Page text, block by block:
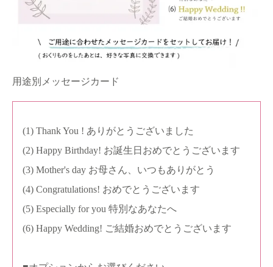
用途別メッセージカード
(1) Thank You ! ありがとうございました
(2) Happy Birthday! お誕生日おめでとうございます
(3) Mother's day お母さん、いつもありがとう
(4) Congratulations! おめでとうございます
(5) Especially for you 特別なあなたへ
(6) Happy Wedding! ご結婚おめでとうございます